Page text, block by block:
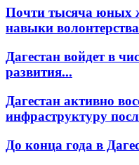
Почти тысяча юных
навыки
Дагестан войдет в
развития...
Дагестан активно
инфраструктуру
До конца года в